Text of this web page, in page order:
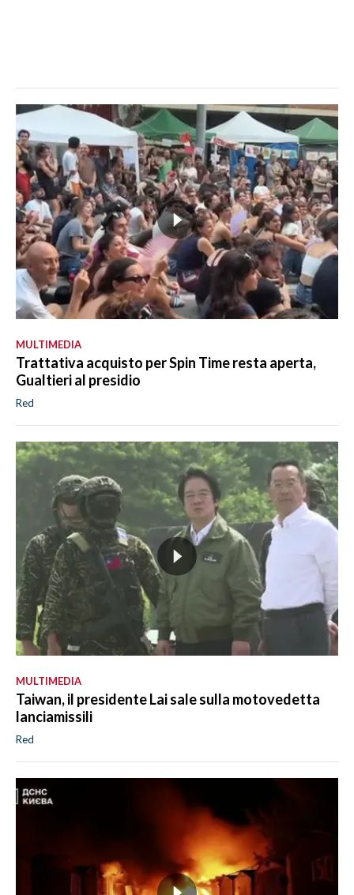
MULTIMEDIA
Trattativa acquisto per Spin Time resta aperta,
Gualtieri al presidio
Red
MULTIMEDIA
Taiwan, il presidente Lai sale sulla motovedetta
lanciamissili
Red